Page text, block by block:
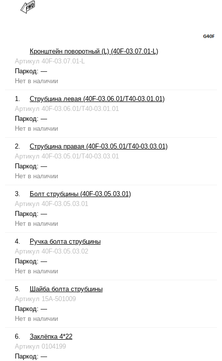
Кронштейн поворотный (L) (40F-03.07.01-L)
Артикул 40F-03.07.01-L
Паркод: —
Нет в наличии
1.
Струбцина левая (40F-03.06.01/T40-03.01.01)
Артикул 40F-03.06.01/T40-03.01.01
Паркод: —
Нет в наличии
2.
Струбцина правая (40F-03.05.01/T40-03.03.01)
Артикул 40F-03.05.01/T40-03.03.01
Паркод: —
Нет в наличии
3.
Болт струбцины (40F-03.05.03.01)
Артикул 40F-03.05.03.01
Паркод: —
Нет в наличии
4.
Ручка болта струбцины
Артикул 40F-03.05.03.02
Паркод: —
Нет в наличии
5.
Шайба болта струбцины
Артикул 15A-501009
Паркод: —
Нет в наличии
6.
Заклёпка 4*22
Артикул 0104199
Паркод: —